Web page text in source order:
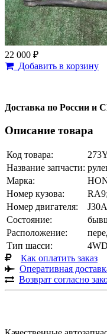
22 000 ₽
Добавить в корзину
Доставка по России и
Описание товара
Код товара:
Название запчасти:
Марка:
Номер кузова:
Номер двигателя:
Состояние:
Расположение:
Тип шасси:
4WD
Как оплатить заказ
Оперативная
Возврат согласно